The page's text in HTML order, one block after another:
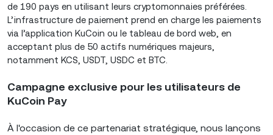
de 190 pays en utilisant leurs cryptomonnaies préférées.
L’infrastructure de paiement prend en charge les paiements
via l’application KuCoin ou le tableau de bord web, en
acceptant plus de 50 actifs numériques majeurs,
notamment KCS, USDT, USDC et BTC.
Campagne exclusive pour les utilisateurs de
KuCoin Pay
À l'occasion de ce partenariat stratégique, nous lançons